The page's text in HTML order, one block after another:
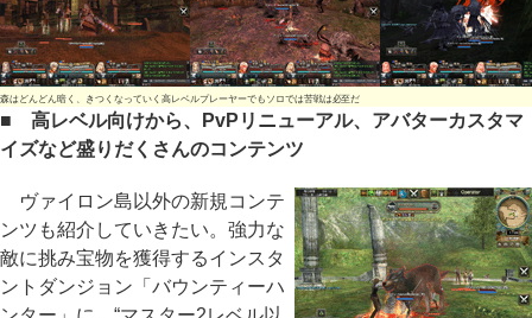
森はどんどん暗く、きつくなっていく高レベルプレーヤーでもソロでは苦戦は必至だ
■ 高レベル向けから、PvPリニューアル、アバターカスタマ
イズなど盛りだくさんのコンテンツ
ヴァイロン島以外の新規コンテ
ンツも紹介していきたい。強力な
敵に挑み宝物を獲得するインスタ
ントダンジョン「バウンティーハ